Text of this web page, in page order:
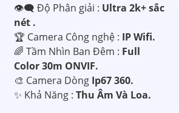
👁️‍🗨 Độ Phân giải : Ultra 2k+ sắc
nét .
🏆 Camera Công nghệ : IP Wifi.
🌈 Tầm Nhìn Ban Đêm : Full
Color 30m ONVIF.
🎨 Camera Dòng Ip67 360.
️✨ Khả Năng : Thu Âm Và Loa.